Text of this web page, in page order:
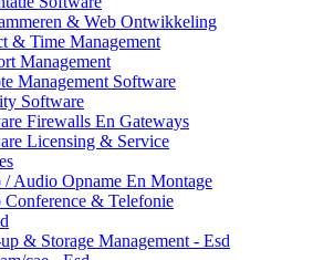
& Web Ontwikkeling
& Time Management
Management
Management Software
Software
Firewalls En Gateways
Licensing & Service
/ Audio Opname En Montage
Conference & Telefonie
& Storage Management - Esd